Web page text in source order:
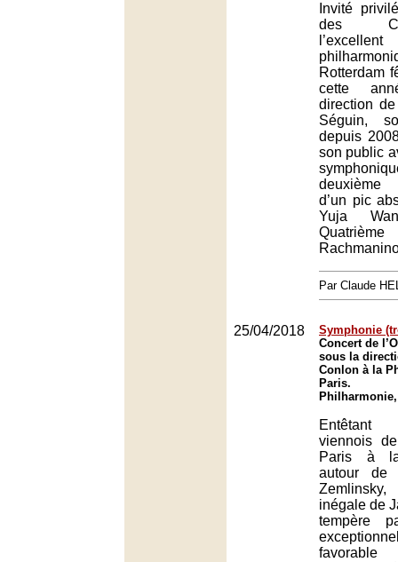
Invité
des
Rotterdam
cette
direction
Séguin,
depuis
son public
deuxième
d’un pic
Yuja
Par Claude
25/04/2018
Symphonie
Concert de
sous la
Conlon à la
Paris.
viennois
Paris à la
autour de
inégale de
tempère
favorable